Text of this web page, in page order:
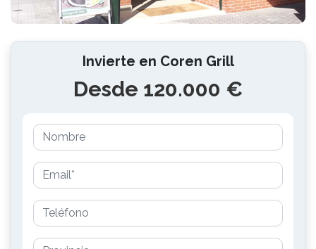
Invierte en Coren Grill
Desde 120.000 €